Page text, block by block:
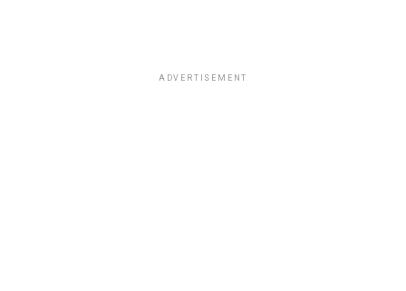
ADVERTISEMENT